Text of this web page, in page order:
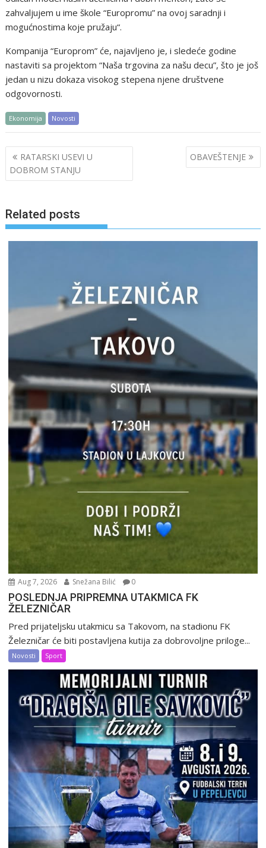
zahvaljujem u ime škole “Europromu” na ovoj saradnji i
mogućnostima koje pružaju“.
Kompanija “Europrom” će, najavljeno je, i sledeće godine
nastaviti sa projektom “Naša trgovina za našu decu”, što je još
jedan u nizu dokaza visokog stepena njene društvene
odgovornosti.
Ekonomija Novosti
Post
navigation
RATARSKI USEVI U
DOBROM STANJU
OBAVEŠTENJE
Related posts
Aug 7, 2026 Snežana Bilić 0
POSLEDNJA PRIPREMNA UTAKMICA FK
ŽELEZNIČAR
Pred prijateljsku utakmicu sa Takovom, na stadionu FK
Železničar će biti postavljena kutija za dobrovoljne priloge...
Novosti Sport